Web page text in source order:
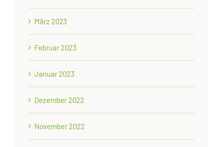
März 2023
Februar 2023
Januar 2023
Dezember 2022
November 2022